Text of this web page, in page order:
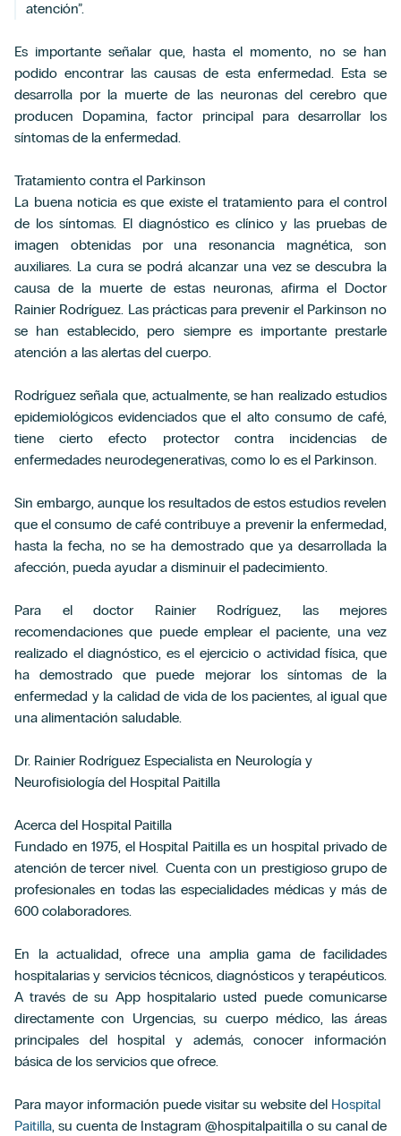
atención”.
Es importante señalar que, hasta el momento, no se han
podido encontrar las causas de esta enfermedad. Esta se
desarrolla por la muerte de las neuronas del cerebro que
producen Dopamina, factor principal para desarrollar los
síntomas de la enfermedad.
Tratamiento contra el Parkinson
La buena noticia es que existe el tratamiento para el control
de los síntomas. El diagnóstico es clínico y las pruebas de
imagen obtenidas por una resonancia magnética, son
auxiliares. La cura se podrá alcanzar una vez se descubra la
causa de la muerte de estas neuronas, afirma el Doctor
Rainier Rodríguez. Las prácticas para prevenir el Parkinson no
se han establecido, pero siempre es importante prestarle
atención a las alertas del cuerpo.
Rodríguez señala que, actualmente, se han realizado estudios
epidemiológicos evidenciados que el alto consumo de café,
tiene cierto efecto protector contra incidencias de
enfermedades neurodegenerativas, como lo es el Parkinson.
Sin embargo, aunque los resultados de estos estudios revelen
que el consumo de café contribuye a prevenir la enfermedad,
hasta la fecha, no se ha demostrado que ya desarrollada la
afección, pueda ayudar a disminuir el padecimiento.
Para el doctor Rainier Rodríguez, las mejores
recomendaciones que puede emplear el paciente, una vez
realizado el diagnóstico, es el ejercicio o actividad física, que
ha demostrado que puede mejorar los síntomas de la
enfermedad y la calidad de vida de los pacientes, al igual que
una alimentación saludable.
Dr. Rainier Rodríguez Especialista en Neurología y
Neurofisiología del Hospital Paitilla
Acerca del Hospital Paitilla
Fundado en 1975, el Hospital Paitilla es un hospital privado de
atención de tercer nivel. Cuenta con un prestigioso grupo de
profesionales en todas las especialidades médicas y más de
600 colaboradores.
En la actualidad, ofrece una amplia gama de facilidades
hospitalarias y servicios técnicos, diagnósticos y terapéuticos.
A través de su App hospitalario usted puede comunicarse
directamente con Urgencias, su cuerpo médico, las áreas
principales del hospital y además, conocer información
básica de los servicios que ofrece.
Para mayor información puede visitar su website del Hospital
Paitilla, su cuenta de Instagram @hospitalpaitilla o su canal de